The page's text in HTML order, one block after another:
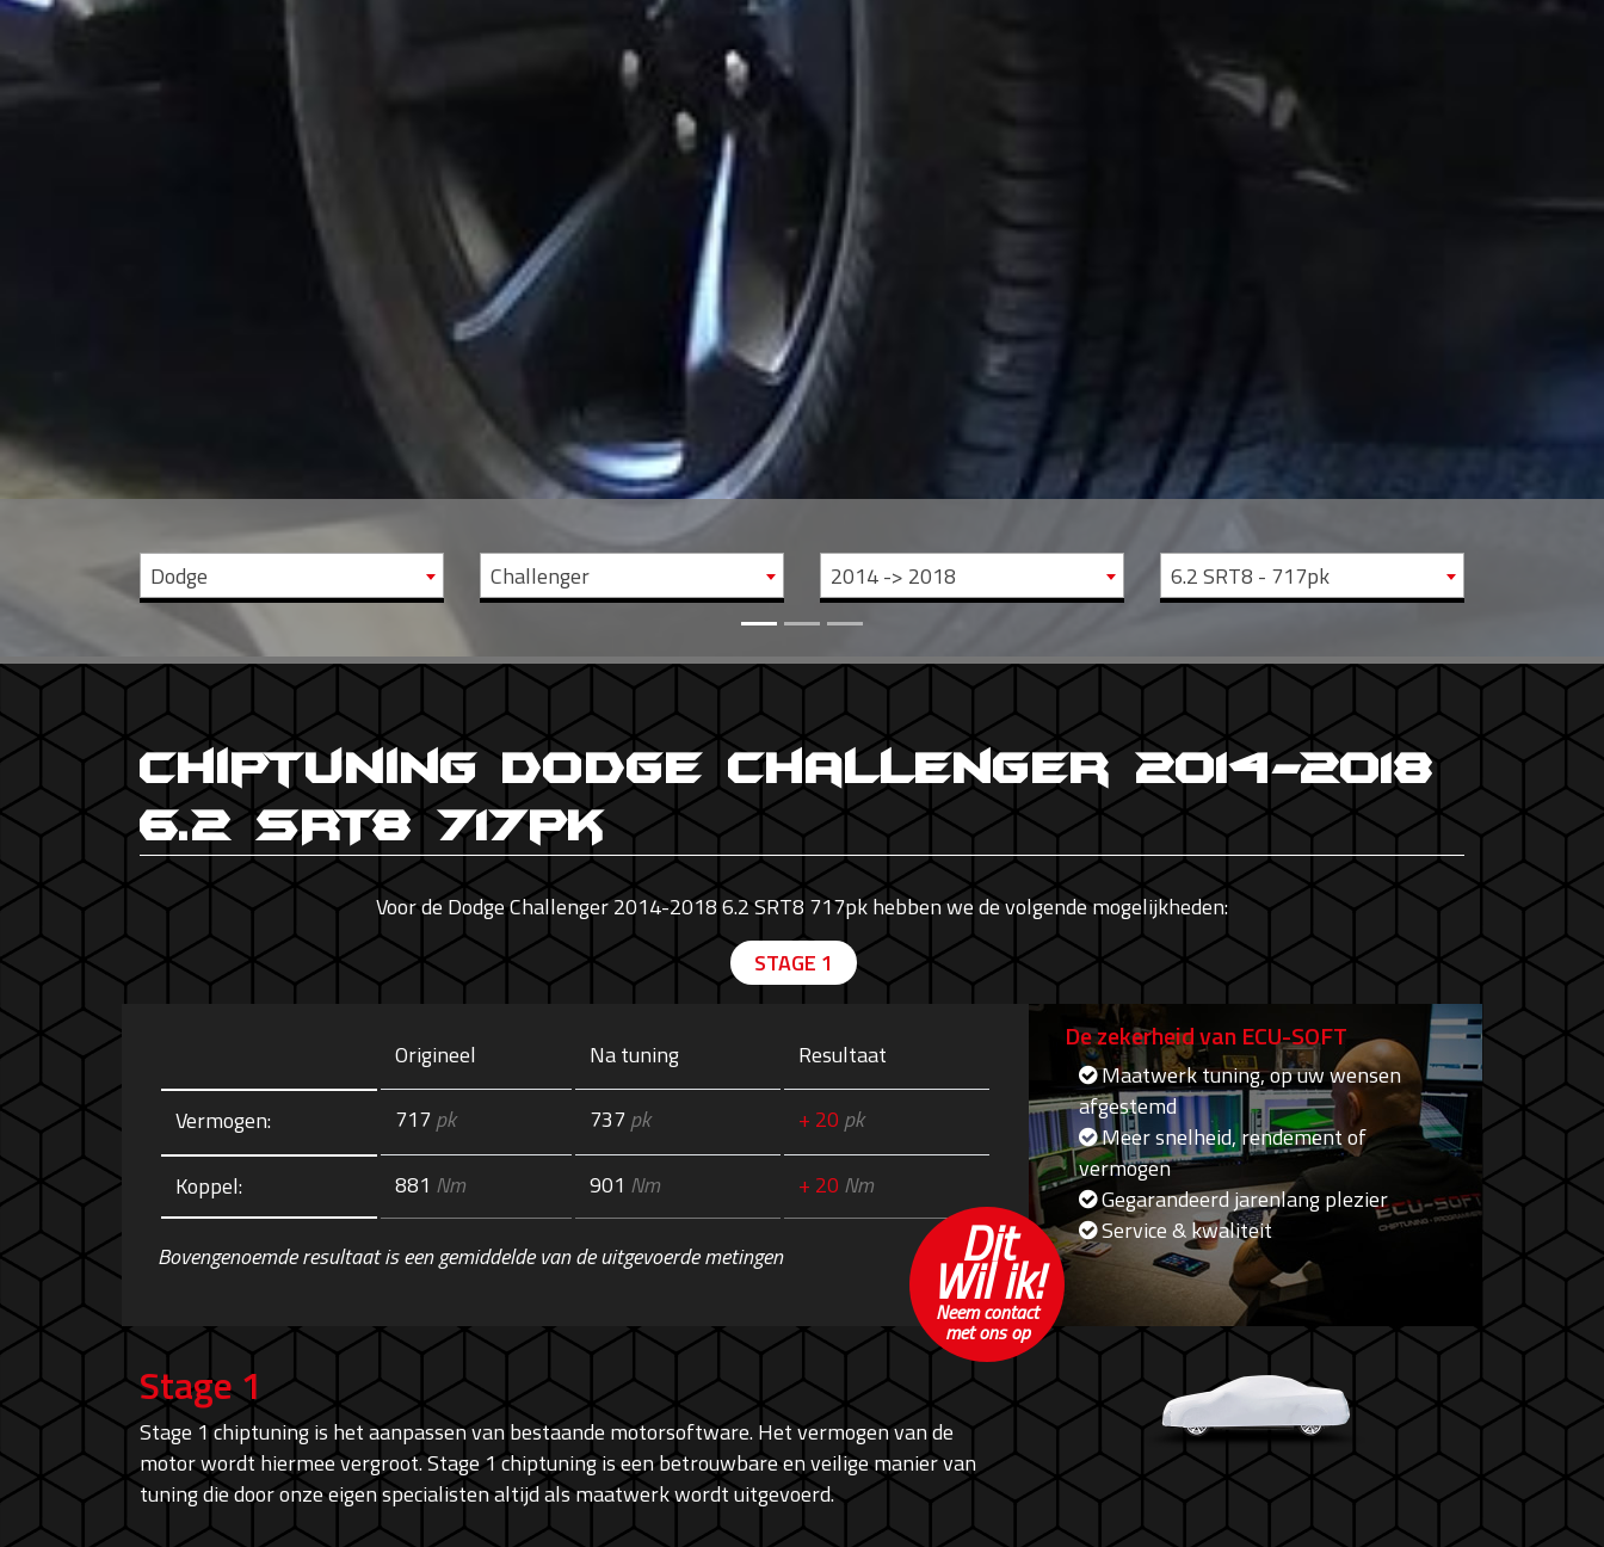
Dodge Challenger 2014 -> 2018 6.2 SRT8 - 717pk
Chiptuning Dodge Challenger 2014-2018
6.2 SRT8 717pk
Voor de Dodge Challenger 2014-2018 6.2 SRT8 717pk hebben we de volgende mogelijkheden:
STAGE 1
Origineel Na tuning Resultaat
Vermogen: 717 pk 737 pk + 20 pk
Koppel: 881 Nm 901 Nm + 20 Nm
Bovengenoemde resultaat is een gemiddelde van de uitgevoerde metingen Dit
Wil ik!
Neem contact
met ons op
De zekerheid van ECU-SOFT
Maatwerk tuning, op uw wensen
afgestemd
Meer snelheid, rendement of
vermogen
Gegarandeerd jarenlang plezier
Service & kwaliteit
Stage 1
Stage 1 chiptuning is het aanpassen van bestaande motorsoftware. Het vermogen van de
motor wordt hiermee vergroot. Stage 1 chiptuning is een betrouwbare en veilige manier van
tuning die door onze eigen specialisten altijd als maatwerk wordt uitgevoerd.